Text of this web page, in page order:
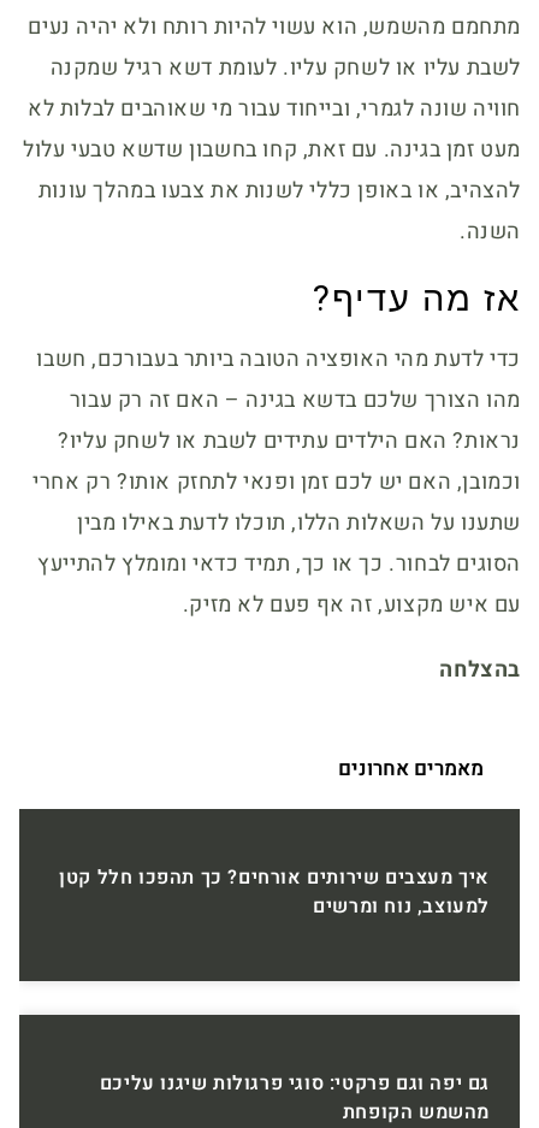
מתחמם מהשמש, הוא עשוי להיות רותח ולא יהיה נעים
לשבת עליו או לשחק עליו. לעומת דשא רגיל שמקנה
חוויה שונה לגמרי, ובייחוד עבור מי שאוהבים לבלות לא
מעט זמן בגינה. עם זאת, קחו בחשבון שדשא טבעי עלול
להצהיב, או באופן כללי לשנות את צבעו במהלך עונות
השנה.
אז מה עדיף?
כדי לדעת מהי האופציה הטובה ביותר בעבורכם, חשבו
מהו הצורך שלכם בדשא בגינה – האם זה רק עבור
נראות? האם הילדים עתידים לשבת או לשחק עליו?
וכמובן, האם יש לכם זמן ופנאי לתחזק אותו? רק אחרי
שתענו על השאלות הללו, תוכלו לדעת באילו מבין
הסוגים לבחור. כך או כך, תמיד כדאי ומומלץ להתייעץ
עם איש מקצוע, זה אף פעם לא מזיק.
בהצלחה
מאמרים אחרונים
איך מעצבים שירותים אורחים? כך תהפכו חלל קטן
למעוצב, נוח ומרשים
גם יפה וגם פרקטי: סוגי פרגולות שיגנו עליכם
מהשמש הקופחת